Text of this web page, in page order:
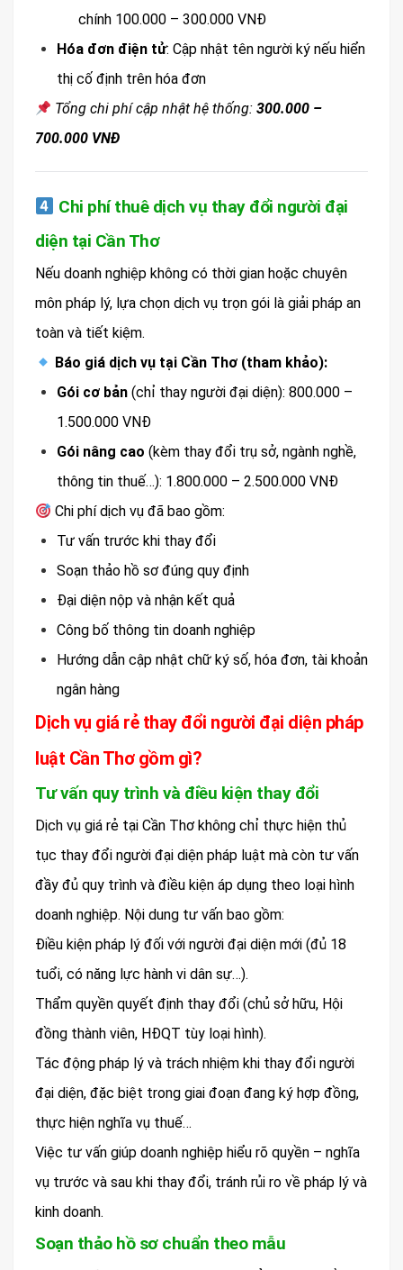
chính 100.000 – 300.000 VNĐ
Hóa đơn điện tử: Cập nhật tên người ký nếu hiển
thị cố định trên hóa đơn
Tổng chi phí cập nhật hệ thống:300.000 –
700.000 VNĐ
Chi phí thuê dịch vụ thay đổi người đại
diện tại Cần Thơ
Nếu doanh nghiệp không có thời gian hoặc chuyên
môn pháp lý, lựa chọn dịch vụ trọn gói là giải pháp an
toàn và tiết kiệm.
Báo giá dịch vụ tại Cần Thơ (tham khảo):
Gói cơ bản (chỉ thay người đại diện): 800.000 –
1.500.000 VNĐ
Gói nâng cao (kèm thay đổi trụ sở, ngành nghề,
thông tin thuế…): 1.800.000 – 2.500.000 VNĐ
Chi phí dịch vụ đã bao gồm:
Tư vấn trước khi thay đổi
Soạn thảo hồ sơ đúng quy định
Đại diện nộp và nhận kết quả
Công bố thông tin doanh nghiệp
Hướng dẫn cập nhật chữ ký số, hóa đơn, tài khoản
ngân hàng
Dịch vụ giá rẻ thay đổi người đại diện pháp
luật Cần Thơ gồm gì?
Tư vấn quy trình và điều kiện thay đổi
Dịch vụ giá rẻ tại Cần Thơ không chỉ thực hiện thủ
tục thay đổi người đại diện pháp luật mà còn tư vấn
đầy đủ quy trình và điều kiện áp dụng theo loại hình
doanh nghiệp. Nội dung tư vấn bao gồm:
Điều kiện pháp lý đối với người đại diện mới (đủ 18
tuổi, có năng lực hành vi dân sự…).
Thẩm quyền quyết định thay đổi (chủ sở hữu, Hội
đồng thành viên, HĐQT tùy loại hình).
Tác động pháp lý và trách nhiệm khi thay đổi người
đại diện, đặc biệt trong giai đoạn đang ký hợp đồng,
thực hiện nghĩa vụ thuế…
Việc tư vấn giúp doanh nghiệp hiểu rõ quyền – nghĩa
vụ trước và sau khi thay đổi, tránh rủi ro về pháp lý và
kinh doanh.
Soạn thảo hồ sơ chuẩn theo mẫu